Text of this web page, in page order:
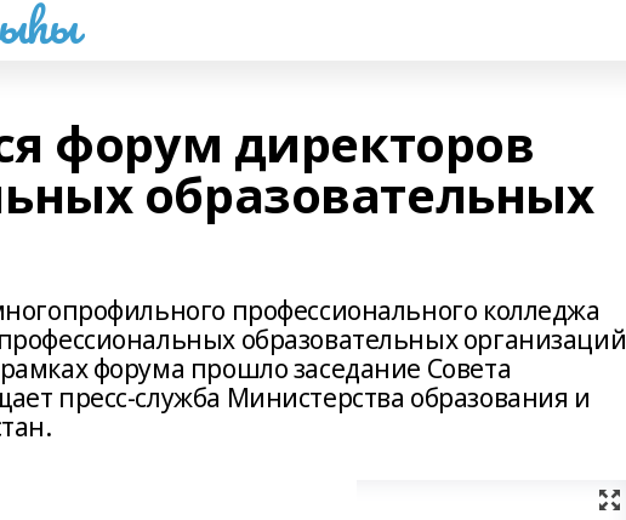
форум директоров
образовательных
профессионального колледжа
образовательных организаций
форума прошло заседание Совета
пресс-служба Министерства образования и